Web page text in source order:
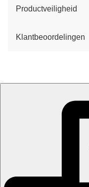
Productveiligheid
Klantbeoordelingen